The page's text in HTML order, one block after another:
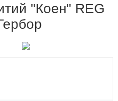
"Коен" REG